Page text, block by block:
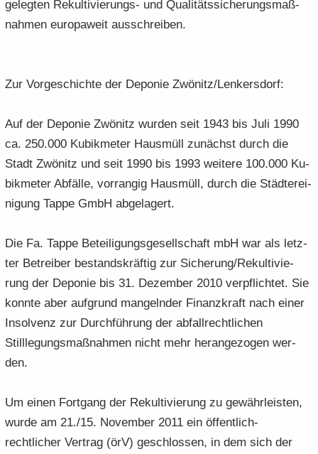
ge­leg­ten Rekultivierungs-​ und Qua­li­täts­si­che­rungs­maß­
nah­men eu­ro­pa­weit aus­schrei­ben.
Zur Vor­ge­schich­te der De­po­nie Zwö­nitz/Len­kers­dorf:
Auf der De­po­nie Zwö­nitz wur­den seit 1943 bis Juli 1990
ca. 250.000 Ku­bik­me­ter Haus­müll zu­nächst durch die
Stadt Zwö­nitz und seit 1990 bis 1993 wei­te­re 100.000 Ku­
bik­me­ter Ab­fäl­le, vor­ran­gig Haus­müll, durch die Städ­ter­ei­
ni­gung Tappe GmbH ab­ge­la­gert.
Die Fa. Tappe Be­tei­li­gungs­ge­sell­schaft mbH war als letz­
ter Be­trei­ber be­stands­kräf­tig zur Si­che­rung/Re­kul­ti­vie­
rung der De­po­nie bis 31. De­zem­ber 2010 ver­pflich­tet. Sie
konn­te aber auf­grund man­geln­der Fi­nanz­kraft nach einer
In­sol­venz zur Durch­füh­rung der ab­fall­recht­li­chen
Stilllegungsmaßnah­men nicht mehr her­an­ge­zo­gen wer­
den.
Um einen Fort­gang der Re­kul­ti­vie­rung zu ge­währ­leis­ten,
wurde am 21./15. No­vem­ber 2011 ein öffentlich-​
rechtlicher Ver­trag (örV) ge­schlos­sen, in dem sich der